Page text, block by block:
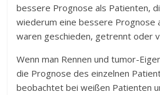
bessere Prognose als Patienten,
wiederum eine bessere Prognose
waren geschieden, getrennt oder
Wenn man Rennen und tumor-
die Prognose des einzelnen
beobachtet bei weißen Patienten